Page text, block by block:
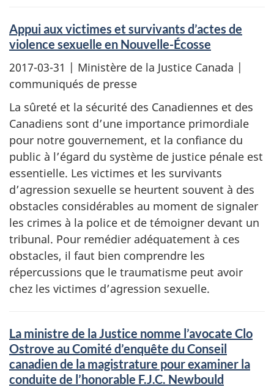
Appui aux victimes et survivants d’actes de
violence sexuelle en Nouvelle-Écosse
2017-03-31 | Ministère de la Justice Canada |
communiqués de presse
La sûreté et la sécurité des Canadiennes et des
Canadiens sont d’une importance primordiale
pour notre gouvernement, et la confiance du
public à l’égard du système de justice pénale est
essentielle. Les victimes et les survivants
d’agression sexuelle se heurtent souvent à des
obstacles considérables au moment de signaler
les crimes à la police et de témoigner devant un
tribunal. Pour remédier adéquatement à ces
obstacles, il faut bien comprendre les
répercussions que le traumatisme peut avoir
chez les victimes d’agression sexuelle.
La ministre de la Justice nomme l’avocate Clo
Ostrove au Comité d’enquête du Conseil
canadien de la magistrature pour examiner la
conduite de l’honorable F.J.C. Newbould